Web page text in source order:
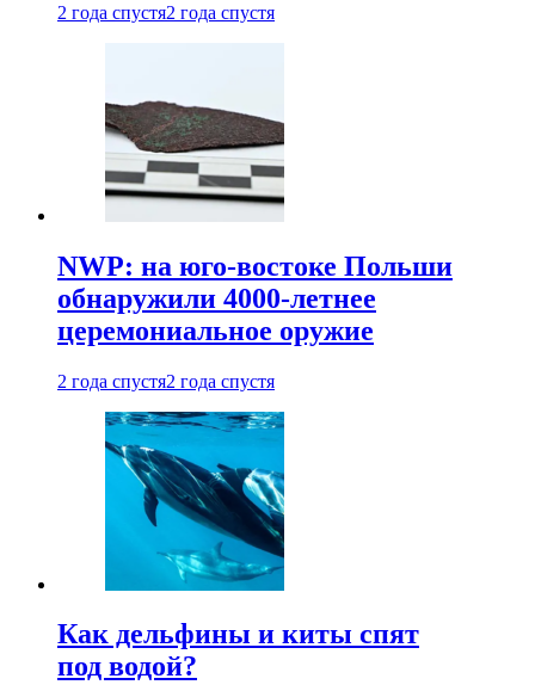
2 года спустя2 года спустя
NWP: на юго-востоке Польши
обнаружили 4000-летнее
церемониальное оружие
2 года спустя2 года спустя
Как дельфины и киты спят
под водой?